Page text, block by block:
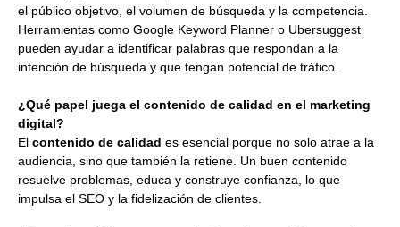
el público objetivo, el volumen de búsqueda y la competencia.
Herramientas como Google Keyword Planner o Ubersuggest
pueden ayudar a identificar palabras que respondan a la
intención de búsqueda y que tengan potencial de tráfico.
¿Qué papel juega el contenido de calidad en el marketing
digital?
El contenido de calidad es esencial porque no solo atrae a la
audiencia, sino que también la retiene. Un buen contenido
resuelve problemas, educa y construye confianza, lo que
impulsa el SEO y la fidelización de clientes.